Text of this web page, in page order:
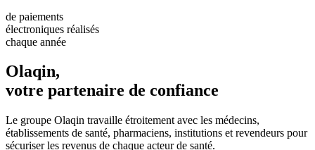
de paiements
électroniques réalisés
chaque année
Olaqin,
votre partenaire de confiance
Le groupe Olaqin travaille étroitement avec les médecins,
établissements de santé, pharmaciens, institutions et revendeurs pour
sécuriser les revenus de chaque acteur de santé.